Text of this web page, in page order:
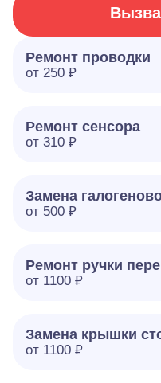
Ремонт проводки
от 250 ₽
Ремонт сенсора
от 310 ₽
Замена
от 500 ₽
Ремонт ручки
от 1100 ₽
Замена крышки
от 1100 ₽